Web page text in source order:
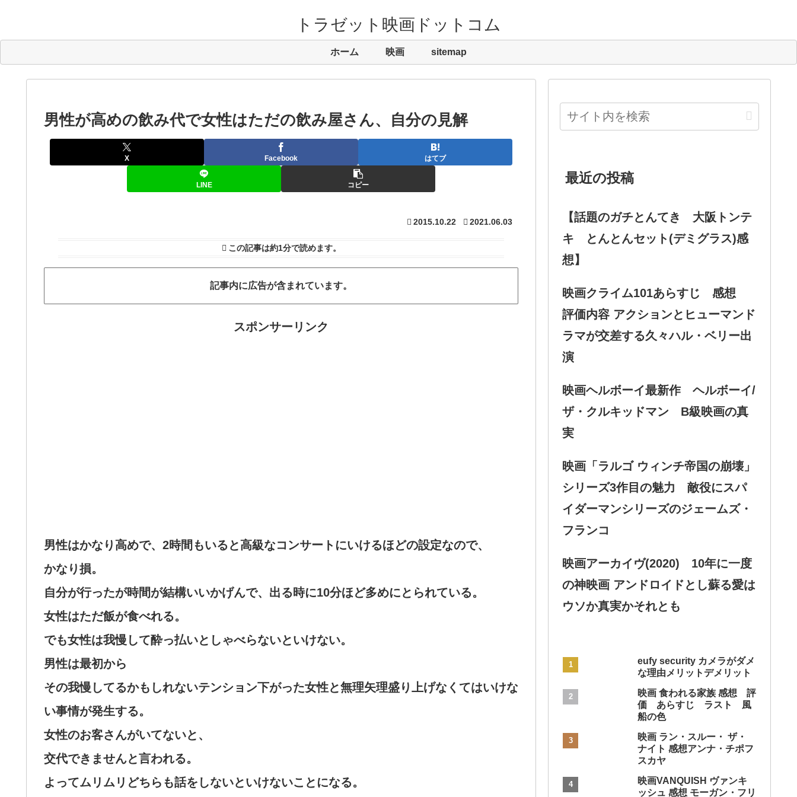
トラゼット映画ドットコム
ホーム 映画 sitemap
男性が高めの飲み代で女性はただの飲み屋さん、自分の見解
X Facebook はてブ
LINE コピー
2015.10.22 2021.06.03
この記事は約1分で読めます。
記事内に広告が含まれています。
スポンサーリンク
男性はかなり高めで、2時間もいると高級なコンサートにいけるほどの設定なので、
かなり損。
自分が行ったが時間が結構いいかげんで、出る時に10分ほど多めにとられている。
女性はただ飯が食べれる。
でも女性は我慢して酔っ払いとしゃべらないといけない。
男性は最初から
その我慢してるかもしれないテンション下がった女性と無理矢理盛り上げなくてはいけな
い事情が発生する。
女性のお客さんがいてないと、
交代できませんと言われる。
よってムリムリどちらも話をしないといけないことになる。
最近の投稿
【話題のガチとんてき 大阪トンテ
キ とんとんセット(デミグラス)感
想】
映画クライム101あらすじ 感想
評価内容 アクションとヒューマンド
ラマが交差する久々ハル・ベリー出
演
映画ヘルボーイ最新作 ヘルボーイ/
ザ・クルキッドマン B級映画の真
実
映画「ラルゴ ウィンチ帝国の崩壊」
シリーズ3作目の魅力 敵役にスパ
イダーマンシリーズのジェームズ・
フランコ
映画アーカイヴ(2020) 10年に一度
の神映画 アンドロイドとし蘇る愛は
ウソか真実かそれとも
eufy security カメラがダメ
な理由メリットデメリット
映画 食われる家族 感想 評
価 あらすじ ラスト 風
船の色
映画 ラン・スルー・ ザ・
ナイト 感想アンナ・チポフ
スカヤ
映画VANQUISH ヴァンキ
ッシュ 感想 モーガン・フリ